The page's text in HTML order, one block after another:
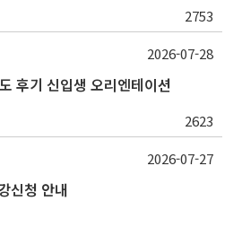
2753
후기 신입생 오리엔테이션
2623
2026-07-28
신청 안내
2026-07-27